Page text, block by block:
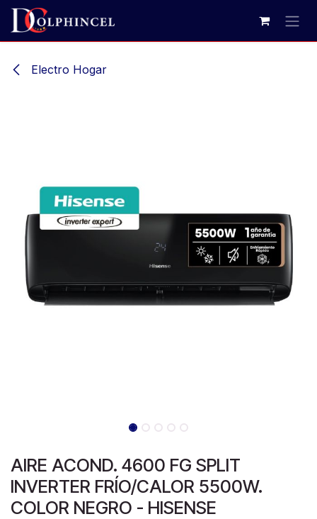
Ir al contenido
Electro Hogar
AIRE ACOND. 4600 FG SPLIT
INVERTER FRÍO/CALOR 5500W.
COLOR NEGRO - HISENSE